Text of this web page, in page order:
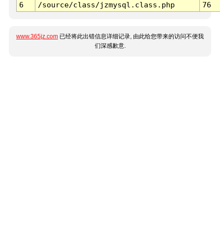
6
/source/class/jzmysql.class.php 76
www.365jz.com 已经将此出错信息详细记录, 由此给您带来的访问不便我
们深感歉意.